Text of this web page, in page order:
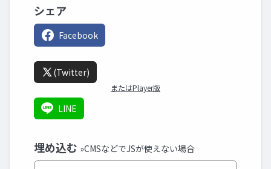
シェア
Facebook
(Twitter)
またはPlayer版
LINE
埋め込む »CMSなどでJSが使えない場合